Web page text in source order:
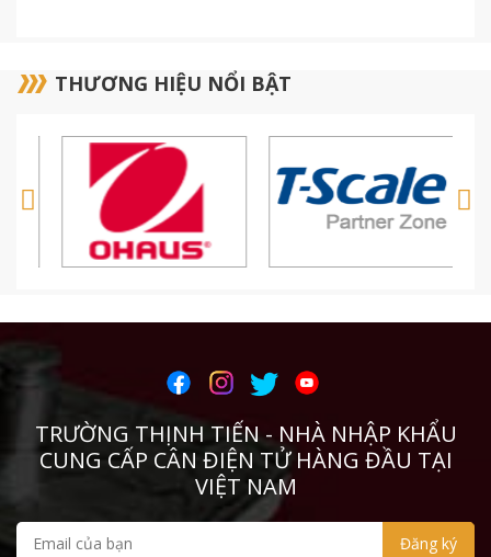
THƯƠNG HIỆU NỔI BẬT
TRƯỜNG THỊNH TIẾN - NHÀ NHẬP KHẨU
CUNG CẤP CÂN ĐIỆN TỬ HÀNG ĐẦU TẠI
VIỆT NAM